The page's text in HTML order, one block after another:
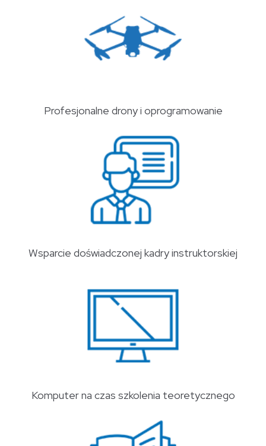
Profesjonalne drony i oprogramowanie
Wsparcie doświadczonej kadry instruktorskiej
Komputer na czas szkolenia teoretycznego